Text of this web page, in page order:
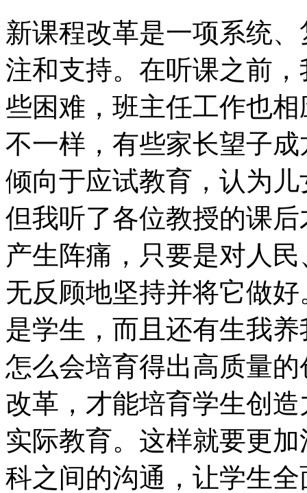
新课程改革是一项系统
注和支持。在听课之前
些困难，班主任工作也
不一样，有些家长望子
倾向于应试教育，认为
但我听了各位教授的课
产生阵痛，只要是对人
无反顾地坚持并将它做
是学生，而且还有生我
怎么会培育得出高质量
改革，才能培育学生创
实际教育。这样就要更
科之间的沟通，让学生